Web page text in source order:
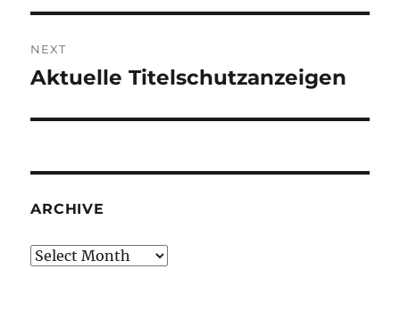
NEXT
Next
Aktuelle Titelschutzanzeigen
ARCHIVE
Archive